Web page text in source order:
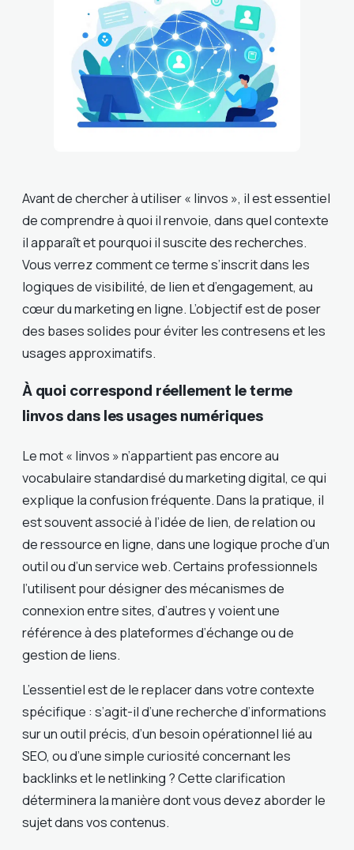
Avant de chercher à utiliser « linvos », il est essentiel
de comprendre à quoi il renvoie, dans quel contexte
il apparaît et pourquoi il suscite des recherches.
Vous verrez comment ce terme s’inscrit dans les
logiques de visibilité, de lien et d’engagement, au
cœur du marketing en ligne. L’objectif est de poser
des bases solides pour éviter les contresens et les
usages approximatifs.
À quoi correspond réellement le terme
linvos dans les usages numériques
Le mot « linvos » n’appartient pas encore au
vocabulaire standardisé du marketing digital, ce qui
explique la confusion fréquente. Dans la pratique, il
est souvent associé à l’idée de lien, de relation ou
de ressource en ligne, dans une logique proche d’un
outil ou d’un service web. Certains professionnels
l’utilisent pour désigner des mécanismes de
connexion entre sites, d’autres y voient une
référence à des plateformes d’échange ou de
gestion de liens.
L’essentiel est de le replacer dans votre contexte
spécifique : s’agit-il d’une recherche d’informations
sur un outil précis, d’un besoin opérationnel lié au
SEO, ou d’une simple curiosité concernant les
backlinks et le netlinking ? Cette clarification
déterminera la manière dont vous devez aborder le
sujet dans vos contenus.